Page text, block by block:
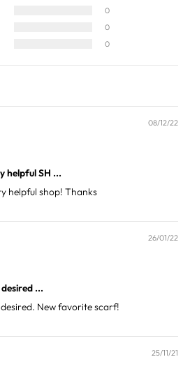
0
0
0
08/12/22
helpful SH ...
helpful shop! Thanks
26/01/22
...
New favorite scarf!
25/11/21